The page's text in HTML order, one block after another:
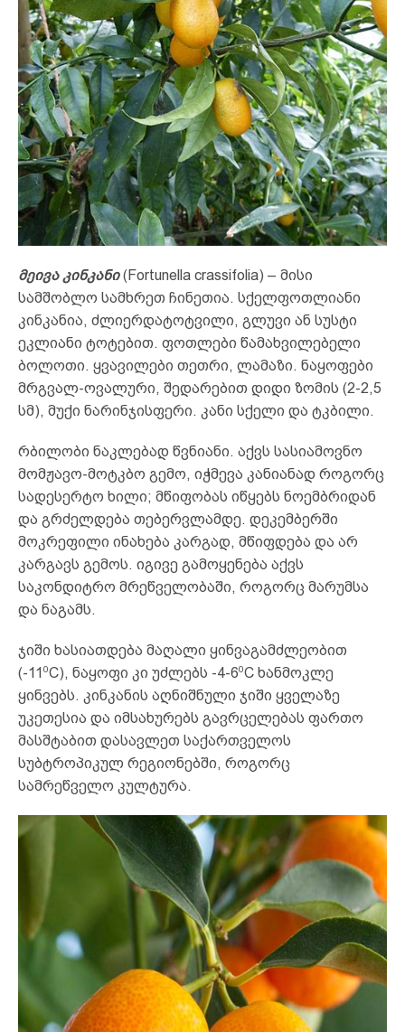
მეივა კინკანი(Fortunella crassifolia) – მისი
სამშობლო სამხრეთ ჩინეთია. სქელფოთლიანი
კინკანია, ძლიერდატოტვილი, გლუვი ან სუსტი
ეკლიანი ტოტებით. ფოთლები წამახვილებელი
ბოლოთი. ყვავილები თეთრი, ლამაზი. ნაყოფები
მრგვალ-ოვალური, შედარებით დიდი ზომის (2-2,5
სმ), მუქი ნარინჯისფერი. კანი სქელი და ტკბილი.
რბილობი ნაკლებად წვნიანი. აქვს სასიამოვნო
მომჟავო-მოტკბო გემო, იჭმევა კანიანად როგორც
სადესერტო ხილი; მწიფობას იწყებს ნოემბრიდან
და გრძელდება თებერვლამდე. დეკემბერში
მოკრეფილი ინახება კარგად, მწიფდება და არ
კარგავს გემოს. იგივე გამოყენება აქვს
საკონდიტრო მრეწველობაში, როგორც მარუმსა
და ნაგამს.
ჯიში ხასიათდება მაღალი ყინვაგამძლეობით
(-11 0C), ნაყოფი კი უძლებს -4-60C ხანმოკლე
ყინვებს. კინკანის აღნიშნული ჯიში ყველაზე
უკეთესია და იმსახურებს გავრცელებას ფართო
მასშტაბით დასავლეთ საქართველოს
სუბტროპიკულ რეგიონებში, როგორც
სამრეწველო კულტურა.